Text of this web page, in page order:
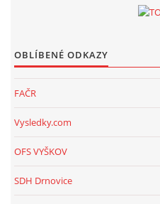
OBLÍBENÉ ODKAZY
FAČR
Vysledky.com
OFS VYŠKOV
SDH Drnovice